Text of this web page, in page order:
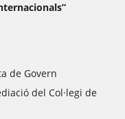
de Govern
del Col·legi de